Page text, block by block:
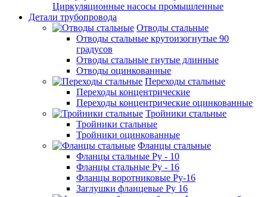
Циркуляционные насосы промышленные
Детали трубопровода
Отводы стальные
Отводы стальные крутоизогнутые 90
градусов
Отводы стальные гнутые длинные
Отводы оцинкованные
Переходы стальные
Переходы концентрические
Переходы концентрические оцинкованные
Тройники стальные
Тройники стальные
Тройники оцинкованные
Фланцы стальные
Фланцы стальные Ру - 10
Фланцы стальные Ру - 16
Фланцы воротниковые Ру-16
Заглушки фланцевые Ру 16